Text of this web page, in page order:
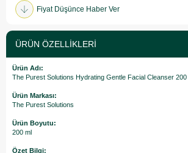
Fiyat Düşünce Haber Ver
ÜRÜN ÖZELLIKLERI
Ürün Adı:
The Purest Solutions Hydrating Gentle Facial Cleanser 200
Ürün Markası:
The Purest Solutions
Ürün Boyutu:
200 ml
Özet Bilgi: